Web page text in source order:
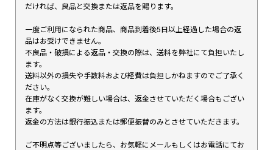
だければ、良品と交換または返品を賜ります。
一度ご利用になられた商品、商品到着後5日以上経過した場合の返
品はお受けできません。
不良品・破損による返品・交換の際は、送料を弊社にて負担いたし
ます。
送料以外の損失や手数料および経費は負担しかねますのでご了承く
ださい。
在庫がなく交換が難しい場合は、返金させていただく場合もござい
ます。
返金の方法は銀行振込または郵便振替のみとさせていただきます。
ご不明点等ございましたら、お気軽にメールもしくはお電話にてお